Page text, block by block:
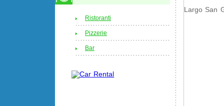
Largo San
Ristoranti
Pizzerie
Bar